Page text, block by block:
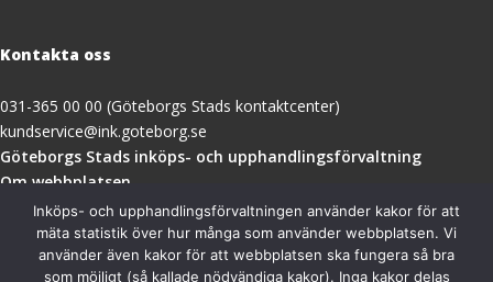
Kontakta oss
031-365 00 00 (Göteborgs Stads kontaktcenter)
kundservice@ink.goteborg.se
Göteborgs Stads inköps- och upphandlingsförvaltning(öppnas
nytt
fönster)
Om webbplatsen
Tillgänglighetsredogörelse
Besöksadress
Inköps- och upphandlingsförvaltningen använder kakor för att
mäta statistik över hur många som använder webbplatsen. Vi
använder även kakor för att webbplatsen ska fungera så bra
som möjligt (så kallade nödvändiga kakor). Inga kakor delas